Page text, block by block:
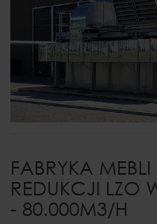
FABRYKA MEBLI
REDUKCJI LZO
- 80.000M3/H